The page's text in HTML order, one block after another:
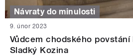
Návraty do minulosti
9. únor 2023
Vůdcem chodského povstání
Sladký Kozina